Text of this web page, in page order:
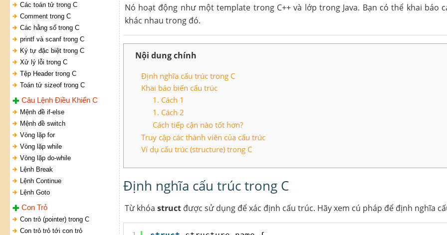
Các toán tử trong C
Comment trong C
Các hằng số trong C
printf và scanf trong C
Ký tự đặc biệt trong C
Xử lý lỗi trong C
Tệp Header trong C
Toán tử sizeof trong C
Câu Lệnh Điều Khiển C
Mệnh đề if-else
Mệnh đề switch
Vòng lặp for
Vòng lặp while
Vòng lặp do-while
Lệnh Break
Lệnh Continue
Lệnh Goto
Con Trỏ
Con trỏ (pointer) trong C
Con trỏ trỏ tới con trỏ
Nó hoạt động như một template trong C++ và lớp trong Java. Bạn có thể khai báo
khác nhau trong đó.
Nội dung chính
Định nghĩa cấu trúc trong C
Khai báo biến cấu trúc
1. Cách 1
1. Cách 2
Cách tiếp cận nào tốt hơn?
Truy cập các thành viên của cấu trúc
Ví dụ cấu trúc (structure) trong C
Định nghĩa cấu trúc trong C
Từ khóa structđược sử dụng để xác định cấu trúc. Hãy xem cú pháp để định nghĩa